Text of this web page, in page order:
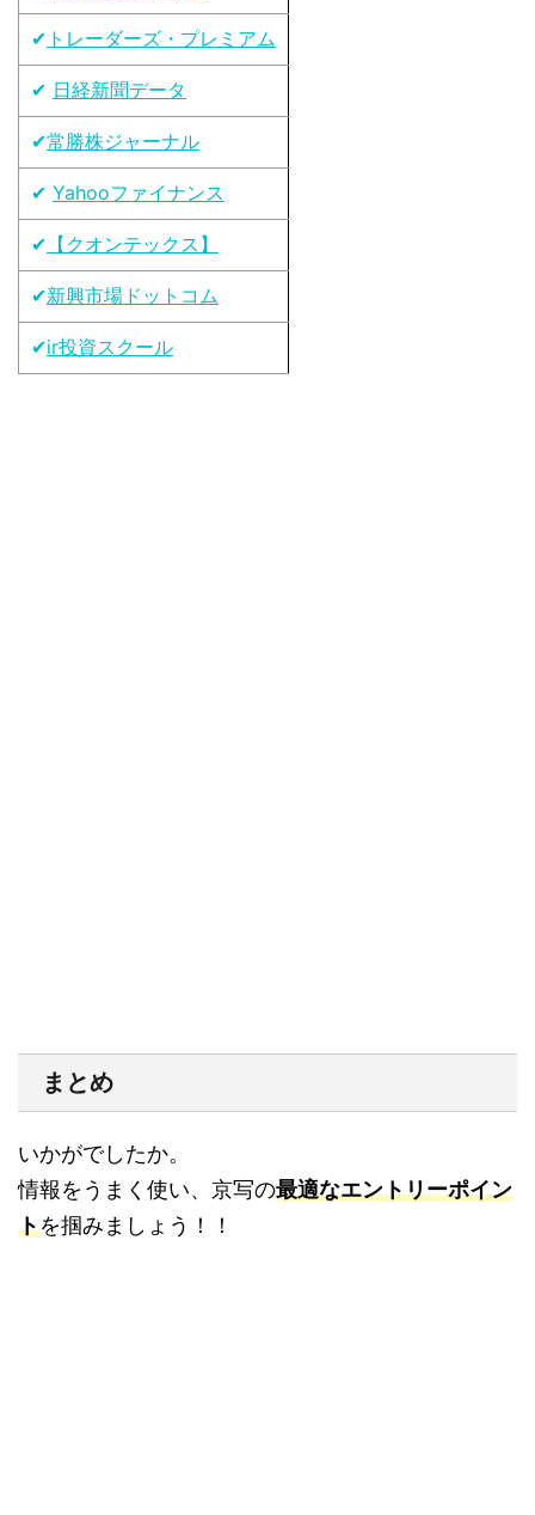
✔ トレーダーズ・プレミアム
✔ 日経新聞データ
✔常勝株ジャーナル
✔ Yahooファイナンス
✔ 【クオンテックス】
✔新興市場ドットコム
✔ir投資スクール
まとめ
いかがでしたか。
情報をうまく使い、京写の最適なエントリーポイン
トを掴みましょう！！